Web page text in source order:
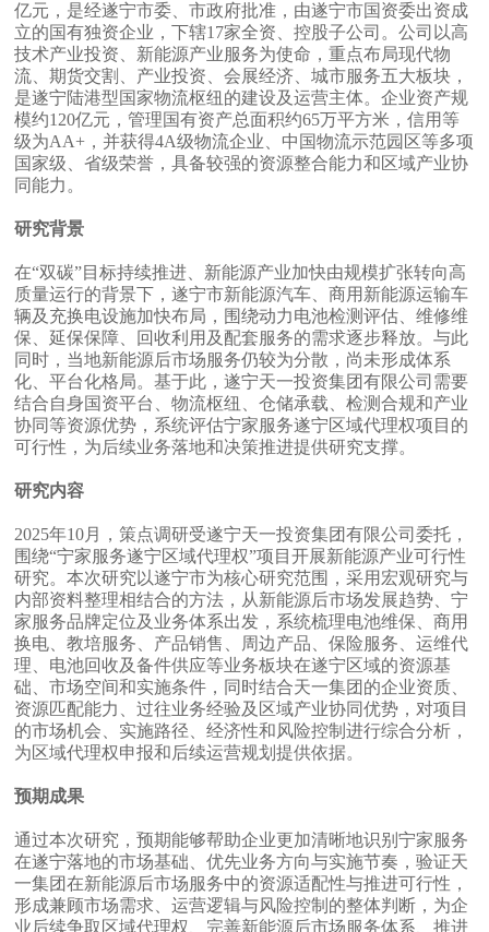
亿元，是经遂宁市委、市政府批准，由遂宁市国资委出资成
立的国有独资企业，下辖17家全资、控股子公司。公司以高
技术产业投资、新能源产业服务为使命，重点布局现代物
流、期货交割、产业投资、会展经济、城市服务五大板块，
是遂宁陆港型国家物流枢纽的建设及运营主体。企业资产规
模约120亿元，管理国有资产总面积约65万平方米，信用等
级为AA+，并获得4A级物流企业、中国物流示范园区等多项
国家级、省级荣誉，具备较强的资源整合能力和区域产业协
同能力。
研究背景
在“双碳”目标持续推进、新能源产业加快由规模扩张转向高
质量运行的背景下，遂宁市新能源汽车、商用新能源运输车
辆及充换电设施加快布局，围绕动力电池检测评估、维修维
保、延保保障、回收利用及配套服务的需求逐步释放。与此
同时，当地新能源后市场服务仍较为分散，尚未形成体系
化、平台化格局。基于此，遂宁天一投资集团有限公司需要
结合自身国资平台、物流枢纽、仓储承载、检测合规和产业
协同等资源优势，系统评估宁家服务遂宁区域代理权项目的
可行性，为后续业务落地和决策推进提供研究支撑。
研究内容
2025年10月，策点调研受遂宁天一投资集团有限公司委托，
围绕“宁家服务遂宁区域代理权”项目开展新能源产业可行性
研究。本次研究以遂宁市为核心研究范围，采用宏观研究与
内部资料整理相结合的方法，从新能源后市场发展趋势、宁
家服务品牌定位及业务体系出发，系统梳理电池维保、商用
换电、教培服务、产品销售、周边产品、保险服务、运维代
理、电池回收及备件供应等业务板块在遂宁区域的资源基
础、市场空间和实施条件，同时结合天一集团的企业资质、
资源匹配能力、过往业务经验及区域产业协同优势，对项目
的市场机会、实施路径、经济性和风险控制进行综合分析，
为区域代理权申报和后续运营规划提供依据。
预期成果
通过本次研究，预期能够帮助企业更加清晰地识别宁家服务
在遂宁落地的市场基础、优先业务方向与实施节奏，验证天
一集团在新能源后市场服务中的资源适配性与推进可行性，
形成兼顾市场需求、运营逻辑与风险控制的整体判断，为企
业后续争取区域代理权、完善新能源后市场服务体系、推进